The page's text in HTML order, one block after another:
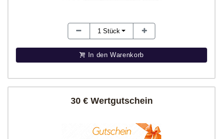
1 Stück
In den Warenkorb
30 € Wertgutschein